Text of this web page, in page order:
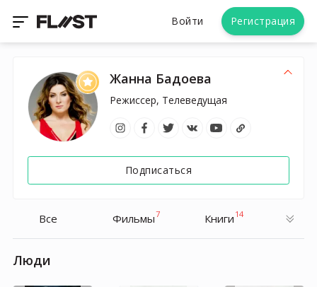
Войти Регистрация
Жанна Бадоева
Режиссер, Телеведущая
Подписаться
Все Фильмы7 Книги 14
Люди